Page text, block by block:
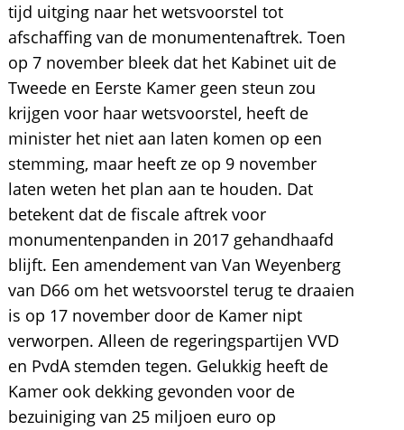
tijd uitging naar het wetsvoorstel tot
afschaffing van de monumentenaftrek. Toen
op 7 november bleek dat het Kabinet uit de
Tweede en Eerste Kamer geen steun zou
krijgen voor haar wetsvoorstel, heeft de
minister het niet aan laten komen op een
stemming, maar heeft ze op 9 november
laten weten het plan aan te houden. Dat
betekent dat de fiscale aftrek voor
monumentenpanden in 2017 gehandhaafd
blijft. Een amendement van Van Weyenberg
van D66 om het wetsvoorstel terug te draaien
is op 17 november door de Kamer nipt
verworpen. Alleen de regeringspartijen VVD
en PvdA stemden tegen. Gelukkig heeft de
Kamer ook dekking gevonden voor de
bezuiniging van 25 miljoen euro op